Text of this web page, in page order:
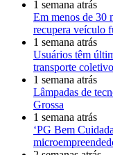
1 semana atrás
Em menos de 30
recupera veículo
1 semana atrás
Usuários têm
transporte coletivo
1 semana atrás
Lâmpadas de
Grossa
1 semana atrás
‘PG Bem